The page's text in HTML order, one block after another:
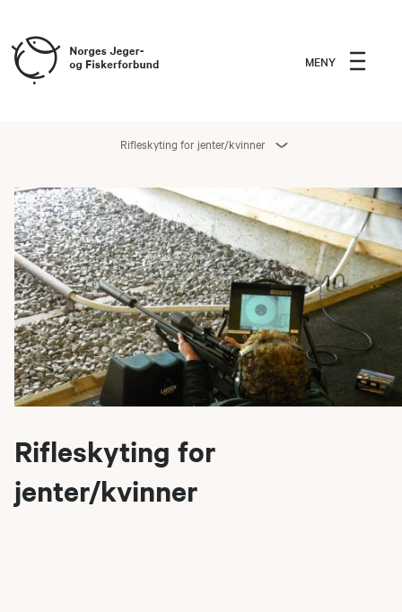
MENY
Rifleskyting for jenter/kvinner
Rifleskyting for
jenter/kvinner